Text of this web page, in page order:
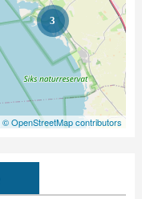
3
© OpenStreetMap contributors